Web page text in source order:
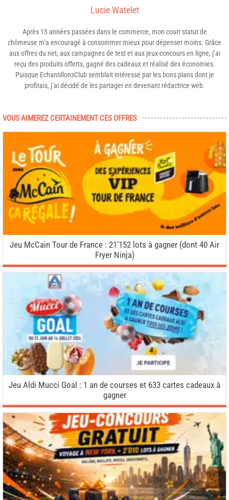
Lucie Watelet
Après 15 années passées dans le commerce, mon court statut de
chômeuse m’a encouragé à consommer mieux pour dépenser moins. Grâce
aux offres du net, aux campagnes de test et aux jeux-concours en ligne, j’ai
reçu des produits offerts, gagné des cadeaux et réalisé des économies.
Puisque EchantillonsClub semblait intéressé par les bons plans dont je
profitais, j’ai décidé de les partager en devenant rédactrice web.
VOUS AIMEREZ CERTAINEMENT CES OFFRES
Jeu McCain Tour de France : 21’152 lots à gagner (dont 40 Air
Fryer Ninja)
Jeu Aldi Mucci Goal : 1 an de courses et 633 cartes cadeaux à
gagner